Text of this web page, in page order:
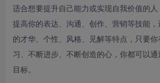
适合想要提升自己能力或实现自我价值的
提高你的表达、沟通、创作、营销等技能
的才华、个性、风格、见解等特点，只要
习、不断进步、不断创造的心，你都可以
目标。